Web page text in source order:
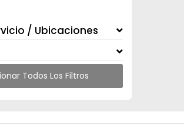
/ Ubicaciones
Todos Los Filtros